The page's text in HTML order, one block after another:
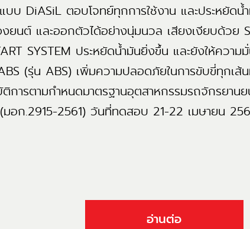
บบ DiASiL ตอบโจทย์ทุกการใช้งาน และประหยั
งยนต์ และออกตัวได้อย่างนุ่มนวล เสียงเงียบด้วย
SYSTEM ประหยัดน้ำมันยิ่งขึ้น และยังให้ควา
(รุ่น ABS) เพิ่มความปลอดภัยในการขับขี่ทุกเส้
การตามกำหนดมาตรฐานอุตสาหกรรมรถจักรยาน
อก.2915-2561) วันที่ทดสอบ 21-22 เมษายน
อ่านต่อ